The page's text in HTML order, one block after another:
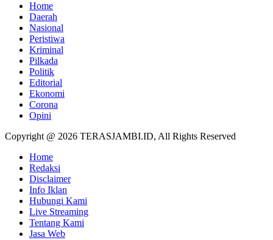
Home
Daerah
Nasional
Peristiwa
Kriminal
Pilkada
Politik
Editorial
Ekonomi
Corona
Opini
Copyright @ 2026 TERASJAMBI.ID, All Rights Reserved
Home
Redaksi
Disclaimer
Info Iklan
Hubungi Kami
Live Streaming
Tentang Kami
Jasa Web